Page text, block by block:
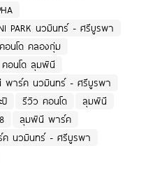
PARK นวมินทร์ - ศรีบูรพา
คอนโด คลองกุ่ม
คอนโด ลุมพินี
พาร์ค นวมินทร์ - ศรีบูรพา
ปิ รีวิว คอนโด
ลุมพินี
ลุมพินี พาร์ค
นวมินทร์ - ศรีบูรพา